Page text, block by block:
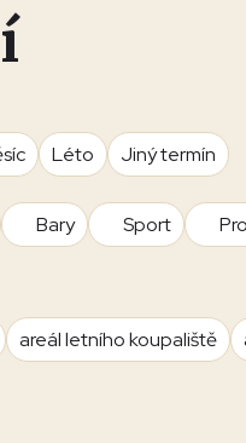
Léto
Jiný termín
Bary Sport
areál letního koupaliště